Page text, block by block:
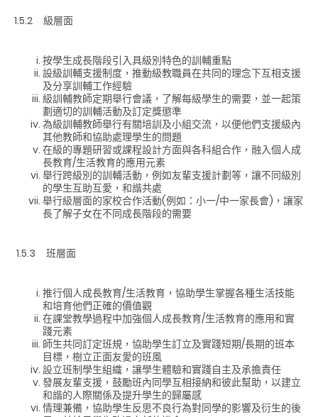
1.5.2 級層面
按學生成長階段引入具級別特色的訓輔重點
設級訓輔支援制度，推動級教職員在共同的理念下互相支援
及分享訓輔工作經驗
級訓輔教師定期舉行會議，了解每級學生的需要，並一起策
劃適切的訓輔活動及訂定獎懲準
為級訓輔教師舉行有關培訓及小組交流，以便他們支援級內
其他教師和協助處理學生的問題
在級的專題研習或課程設計方面與各科組合作，融入個人成
長教育/生活教育的應用元素
舉行跨級別的訓輔活動，例如友輩支援計劃等，讓不同級別
的學生互助互愛，和諧共處
舉行級層面的家校合作活動(例如：小一/中一家長會)，讓家
長了解子女在不同成長階段的需要
1.5.3 班層面
推行個人成長教育/生活教育，協助學生掌握各種生活技能
和培育他們正確的價值觀
在課堂教學過程中加強個人成長教育/生活教育的應用和實
踐元素
師生共同訂定班規，協助學生訂立及實踐短期/長期的班本
目標，樹立正面友愛的班風
設立班制學生組織，讓學生體驗和實踐自主及承擔責任
發展友輩支援，鼓勵班內同學互相接納和彼此幫助，以建立
和諧的人際關係及提升學生的歸屬感
情理兼備，協助學生反思不良行為對同學的影響及衍生的後